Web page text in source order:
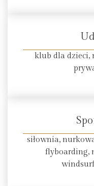
klub dla dzieci,
siłownia,
flyboarding,